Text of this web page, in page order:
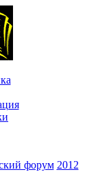
форум 2012